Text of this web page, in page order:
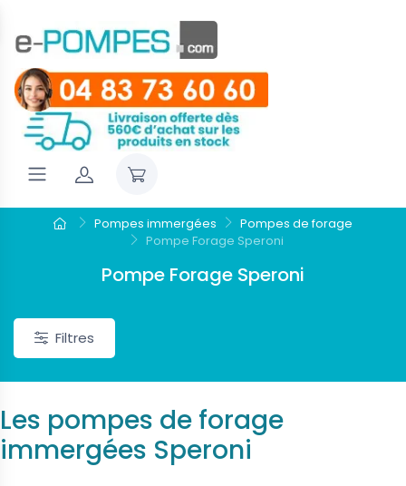
Pompes immergées
Pompes de forage
Pompe Forage Speroni
Pompe Forage Speroni
Filtres
Les pompes de forage
immergées Speroni